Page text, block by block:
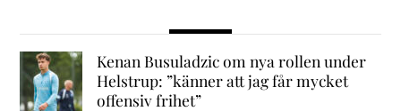
Kenan Busuladzic om nya rollen under
Helstrup: ”känner att jag får mycket
offensiv frihet”